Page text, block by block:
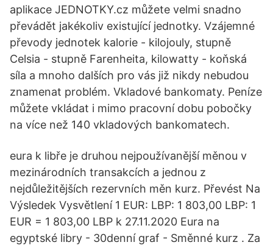
aplikace JEDNOTKY.cz můžete velmi snadno
převádět jakékoliv existující jednotky. Vzájemné
převody jednotek kalorie - kilojouly, stupně
Celsia - stupně Farenheita, kilowatty - koňská
síla a mnoho dalších pro vás již nikdy nebudou
znamenat problém. Vkladové bankomaty. Peníze
můžete vkládat i mimo pracovní dobu pobočky
na více než 140 vkladových bankomatech.
eura k libře je druhou nejpoužívanější měnou v
mezinárodních transakcích a jednou z
nejdůležitějších rezervních měn kurz. Převést Na
Výsledek Vysvětlení 1 EUR: LBP: 1 803,00 LBP: 1
EUR = 1 803,00 LBP k 27.11.2020 Eura na
egyptské libry - 30denní graf - Směnné kurz . Za